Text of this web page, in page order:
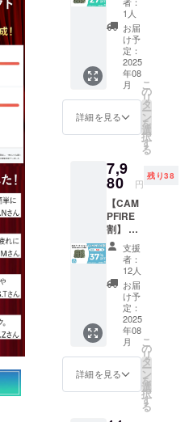
給状
況、製
造工程
上の都
合等に
より出
荷時期
が遅れ
る場合
支援に
より量
が向上
した場
合、正
規販売
価格が
販売予
定価格
より下
がる可
能性も
ござい
ます。
品が発
生する
はプロ
ジェク
ト成功
後の販
売を目
標とし
ており
ます）
※リター
料込み
の金額
になり
ます。
※ご注文
状況、
使用部
材の供
給状
況、製
造工程
上の都
合等に
より出
荷時期
が遅れ
る場合
容：3D
エアー
クッ
ション
(Inflata
cushion
) ×１
セット
・一般
販売予
格：
6,380円
※カ
ラー：
グリー
ン（グ
リーン
以外の
カラー
はプロ
ジェク
ト成功
後の販
売を目
標とし
ており
ます）
1人
お届
け予
定：
2025
年08
月
詳細を見る
こ
の
リ
タ
ー
ン
を
選
択
す
る
7,9
80 円
残り38
【CAM
PFIRE
割】 ・
リター
ン内
容：3D
エアー
クッ
ション
(Inflata
cushion
) ×２
セット
・一般
販売予
支援
者：
12人
お届
け予
定：
2025
年08
月
詳細を見る
こ
の
リ
タ
ー
ン
を
選
択
す
る